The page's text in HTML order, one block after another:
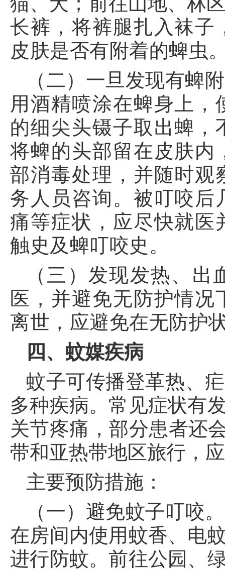
长裤，将裤腿扎入袜子
皮肤是否有附着的蜱虫
（二）一旦发现有蜱
用酒精喷涂在蜱身上
的细尖头镊子取出蜱，
将蜱的头部留在皮肤内
部消毒处理，并随时观
务人员咨询。被叮咬后
痛等症状，应尽快就医
触史及蜱叮咬史。
（三）发现发热、
医，并避免无防护情
离世，应避免在无防护
四、 蚊媒疾病
蚊子可传播登革热、
多种疾病。常见症状有
关节疼痛，部分患者还
带和亚热带地区旅行，
主要预防措施：
（一）避免蚊子叮咬
在房间内使用蚊香、电
进行防蚊。前往公园、